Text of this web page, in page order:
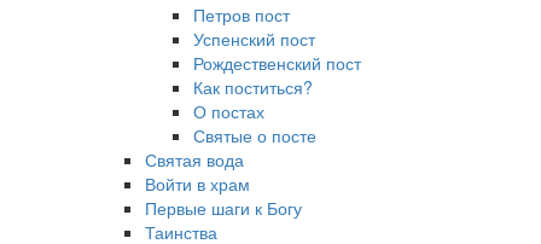
Петров пост
Успенский пост
Рождественский пост
Как поститься?
О постах
Святые о посте
Святая вода
Войти в храм
Первые шаги к Богу
Таинства